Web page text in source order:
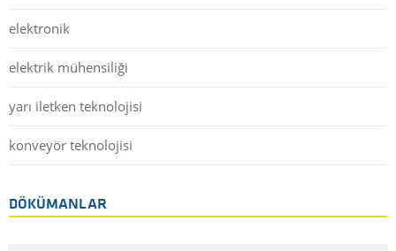
elektronik
elektrik mühensiliği
yarı iletken teknolojisi
konveyör teknolojisi
DÖKÜMANLAR